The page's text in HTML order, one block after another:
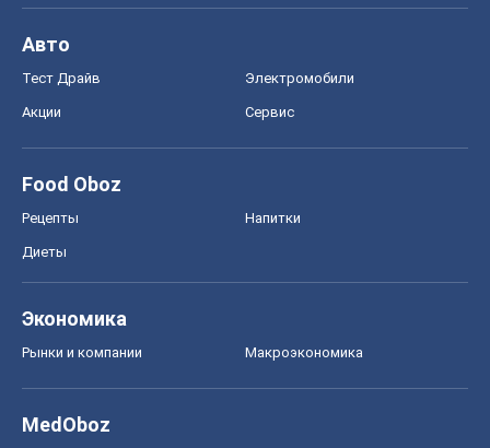
Авто
Тест Драйв Электромобили
Акции Сервис
Food Oboz
Рецепты Напитки
Диеты
Экономика
Рынки и компании Mакроэкономика
MedOboz